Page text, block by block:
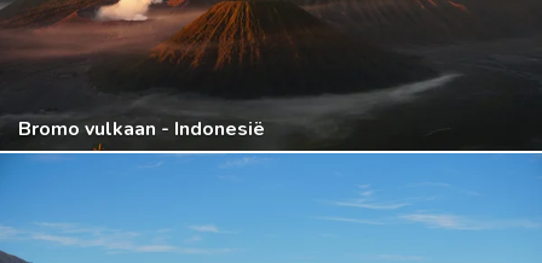
Bromo vulkaan - Indonesië